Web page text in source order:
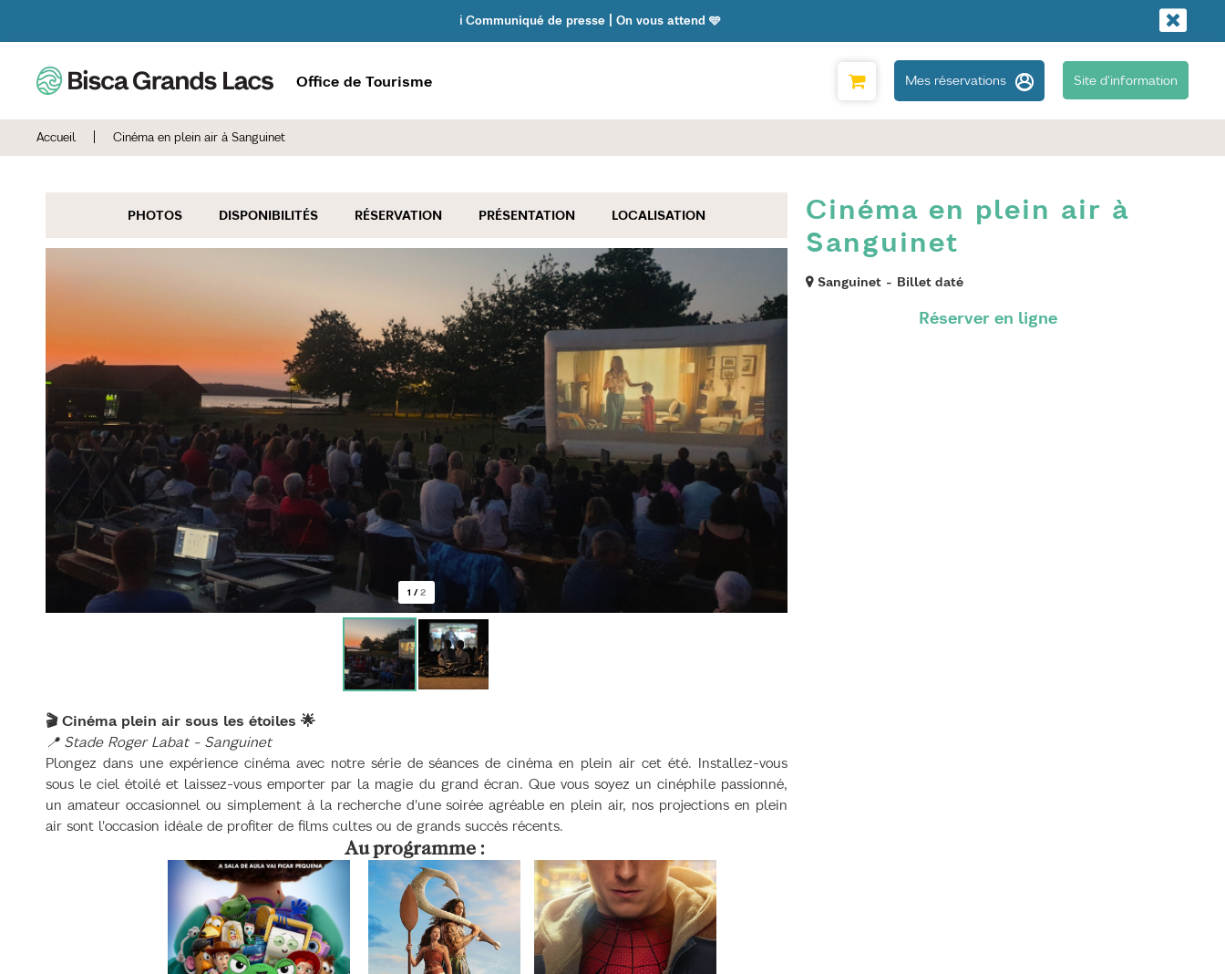
ℹ️ Communiqué de presse | On vous attend 🩵
Office de Tourisme Mes réservations Site d'information
Accueil Cinéma en plein air à Sanguinet
PHOTOS DISPONIBILITÉS RÉSERVATION PRÉSENTATION LOCALISATION
1 / 2
Cinéma en plein air à
Sanguinet
Sanguinet Billet daté
🎬 Cinéma plein air sous les étoiles 🌟
📍 Stade Roger Labat - Sanguinet
Plongez dans une expérience cinéma avec notre série de séances de cinéma en plein air cet été. Installez-vous
sous le ciel étoilé et laissez-vous emporter par la magie du grand écran. Que vous soyez un cinéphile passionné,
un amateur occasionnel ou simplement à la recherche d'une soirée agréable en plein air, nos projections en plein
air sont l'occasion idéale de profiter de films cultes ou de grands succès récents.
Au programme :